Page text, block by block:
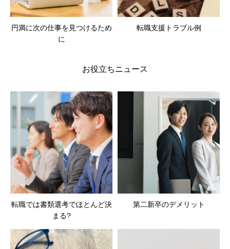
円満に次の仕事を見つけるため
に
転職支援トラブル例
お役立ちニュース
転職では書類選考でほとんど決
まる?
第二新卒のデメリット